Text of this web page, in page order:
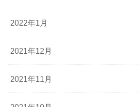
2022年1月
2021年12月
2021年11月